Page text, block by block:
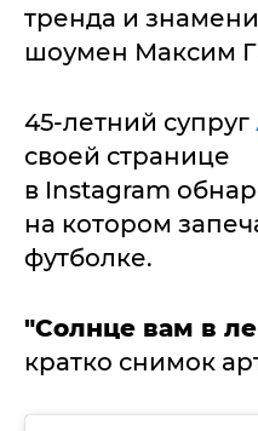
тренда и
шоумен Максим
45-летний супруг
своей странице
в Instagram
на котором
футболке.
"Солнце вам в
кратко снимок